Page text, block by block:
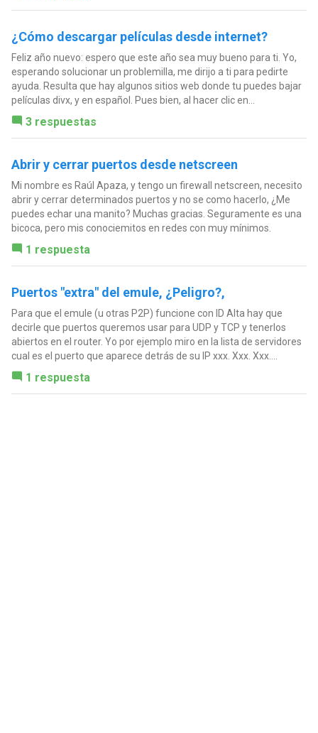
¿Cómo descargar películas desde internet?
Feliz año nuevo: espero que este año sea muy bueno para ti. Yo,
esperando solucionar un problemilla, me dirijo a ti para pedirte
ayuda. Resulta que hay algunos sitios web donde tu puedes bajar
películas divx, y en español. Pues bien, al hacer clic en...
3 respuestas
Abrir y cerrar puertos desde netscreen
Mi nombre es Raúl Apaza, y tengo un firewall netscreen, necesito
abrir y cerrar determinados puertos y no se como hacerlo, ¿Me
puedes echar una manito? Muchas gracias. Seguramente es una
bicoca, pero mis conociemitos en redes con muy mínimos.
1 respuesta
Puertos "extra" del emule, ¿Peligro?,
Para que el emule (u otras P2P) funcione con ID Alta hay que
decirle que puertos queremos usar para UDP y TCP y tenerlos
abiertos en el router. Yo por ejemplo miro en la lista de servidores
cual es el puerto que aparece detrás de su IP xxx. Xxx. Xxx....
1 respuesta